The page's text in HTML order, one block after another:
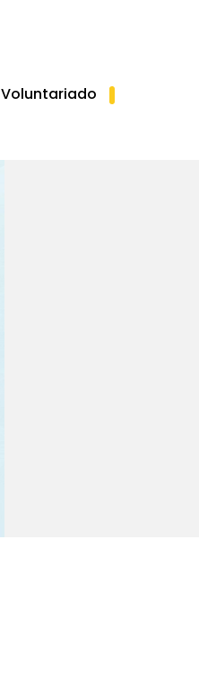
Voluntariado